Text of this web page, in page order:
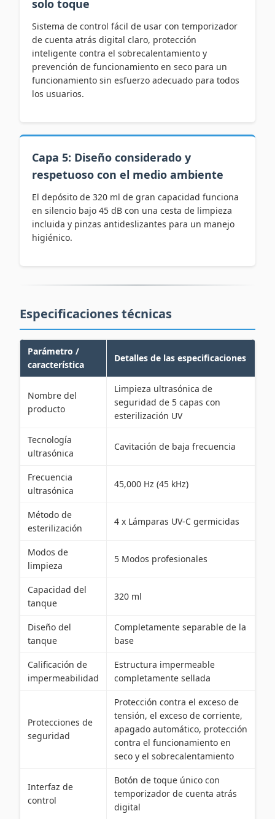
solo toque
Sistema de control fácil de usar con temporizador
de cuenta atrás digital claro, protección
inteligente contra el sobrecalentamiento y
prevención de funcionamiento en seco para un
funcionamiento sin esfuerzo adecuado para todos
los usuarios.
Capa 5: Diseño considerado y
respetuoso con el medio ambiente
El depósito de 320 ml de gran capacidad funciona
en silencio bajo 45 dB con una cesta de limpieza
incluida y pinzas antideslizantes para un manejo
higiénico.
Especificaciones técnicas
Parámetro /
característica
Detalles de las especificaciones
Nombre del
producto
Limpieza ultrasónica de
seguridad de 5 capas con
esterilización UV
Tecnología
ultrasónica
Cavitación de baja frecuencia
Frecuencia
ultrasónica
45,000 Hz (45 kHz)
Método de
esterilización
4 x Lámparas UV-C germicidas
Modos de
limpieza
5 Modos profesionales
Capacidad del
tanque
320 ml
Diseño del
tanque
Completamente separable de la
base
Calificación de
impermeabilidad
Estructura impermeable
completamente sellada
Protecciones de
seguridad
Protección contra el exceso de
tensión, el exceso de corriente,
apagado automático, protección
contra el funcionamiento en
seco y el sobrecalentamiento
Interfaz de
control
Botón de toque único con
temporizador de cuenta atrás
digital